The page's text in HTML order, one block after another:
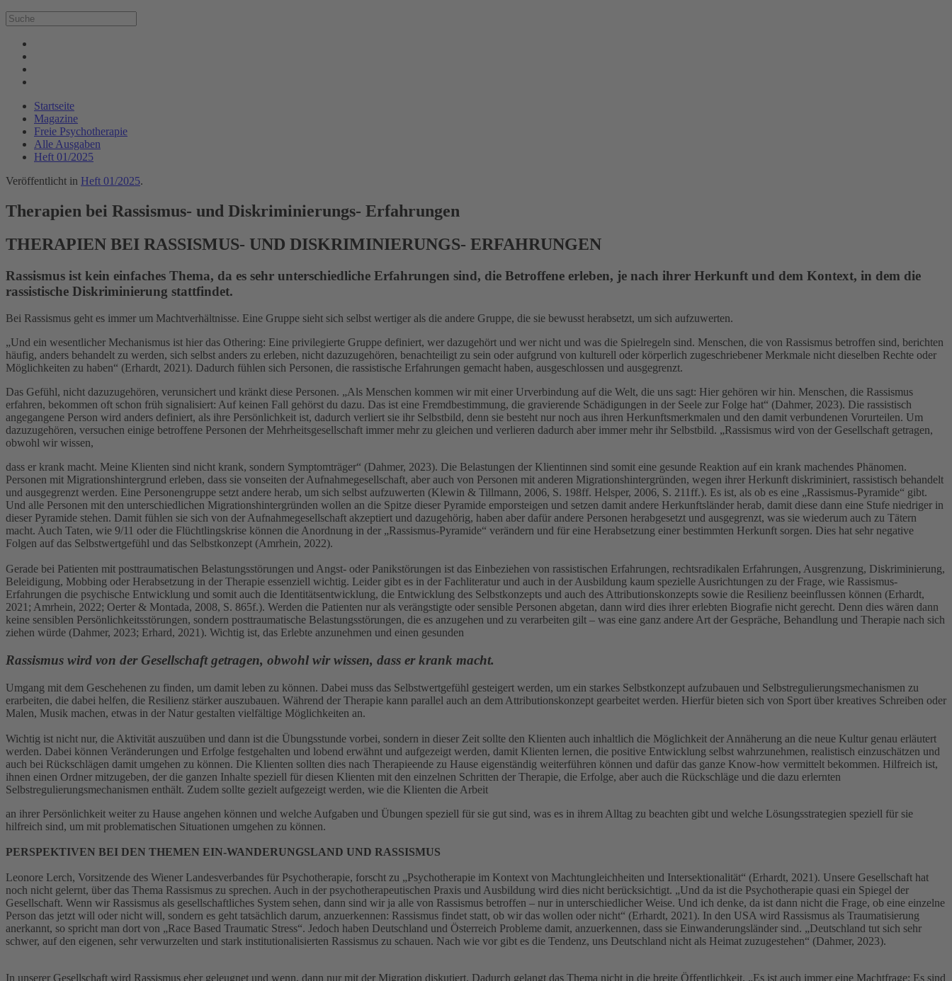
Startseite
Magazine
Freie Psychotherapie
Alle Ausgaben
Heft 01/2025
Veröffentlicht in Heft 01/2025.
Therapien bei Rassismus- und Diskriminierungs- Erfahrungen
THERAPIEN BEI RASSISMUS- UND DISKRIMINIERUNGS- ERFAHRUNGEN
Rassismus ist kein einfaches Thema, da es sehr unterschiedliche Erfahrungen sind, die Betroffene erleben, je nach ihrer Herkunft und dem Kontext, in dem die
rassistische Diskriminierung stattfindet.
Bei Rassismus geht es immer um Machtverhältnisse. Eine Gruppe sieht sich selbst wertiger als die andere Gruppe, die sie bewusst herabsetzt, um sich aufzuwerten.
„Und ein wesentlicher Mechanismus ist hier das Othering: Eine privilegierte Gruppe definiert, wer dazugehört und wer nicht und was die Spielregeln sind. Menschen, die von Rassismus betroffen sind, berichten
häufig, anders behandelt zu werden, sich selbst anders zu erleben, nicht dazuzugehören, benachteiligt zu sein oder aufgrund von kulturell oder körperlich zugeschriebener Merkmale nicht dieselben Rechte oder
Möglichkeiten zu haben“ (Erhardt, 2021). Dadurch fühlen sich Personen, die rassistische Erfahrungen gemacht haben, ausgeschlossen und ausgegrenzt.
Das Gefühl, nicht dazuzugehören, verunsichert und kränkt diese Personen. „Als Menschen kommen wir mit einer Urverbindung auf die Welt, die uns sagt: Hier gehören wir hin. Menschen, die Rassismus
erfahren, bekommen oft schon früh signalisiert: Auf keinen Fall gehörst du dazu. Das ist eine Fremdbestimmung, die gravierende Schädigungen in der Seele zur Folge hat“ (Dahmer, 2023). Die rassistisch
angegangene Person wird anders definiert, als ihre Persönlichkeit ist, dadurch verliert sie ihr Selbstbild, denn sie besteht nur noch aus ihren Herkunftsmerkmalen und den damit verbundenen Vorurteilen. Um
dazuzugehören, versuchen einige betroffene Personen der Mehrheitsgesellschaft immer mehr zu gleichen und verlieren dadurch aber immer mehr ihr Selbstbild. „Rassismus wird von der Gesellschaft getragen,
obwohl wir wissen,
dass er krank macht. Meine Klienten sind nicht krank, sondern Symptomträger“ (Dahmer, 2023). Die Belastungen der Klientinnen sind somit eine gesunde Reaktion auf ein krank machendes Phänomen.
Personen mit Migrationshintergrund erleben, dass sie vonseiten der Aufnahmegesellschaft, aber auch von Personen mit anderen Migrationshintergründen, wegen ihrer Herkunft diskriminiert, rassistisch behandelt
und ausgegrenzt werden. Eine Personengruppe setzt andere herab, um sich selbst aufzuwerten (Klewin & Tillmann, 2006, S. 198ff. Helsper, 2006, S. 211ff.). Es ist, als ob es eine „Rassismus-Pyramide“ gibt.
Und alle Personen mit den unterschiedlichen Migrationshintergründen wollen an die Spitze dieser Pyramide emporsteigen und setzen damit andere Herkunftsländer herab, damit diese dann eine Stufe niedriger in
dieser Pyramide stehen. Damit fühlen sie sich von der Aufnahmegesellschaft akzeptiert und dazugehörig, haben aber dafür andere Personen herabgesetzt und ausgegrenzt, was sie wiederum auch zu Tätern
macht. Auch Taten, wie 9/11 oder die Flüchtlingskrise können die Anordnung in der „Rassismus-Pyramide“ verändern und für eine Herabsetzung einer bestimmten Herkunft sorgen. Dies hat sehr negative
Folgen auf das Selbstwertgefühl und das Selbstkonzept (Amrhein, 2022).
Gerade bei Patienten mit posttraumatischen Belastungsstörungen und Angst- oder Panikstörungen ist das Einbeziehen von rassistischen Erfahrungen, rechtsradikalen Erfahrungen, Ausgrenzung, Diskriminierung,
Beleidigung, Mobbing oder Herabsetzung in der Therapie essenziell wichtig. Leider gibt es in der Fachliteratur und auch in der Ausbildung kaum spezielle Ausrichtungen zu der Frage, wie Rassismus-
Erfahrungen die psychische Entwicklung und somit auch die Identitätsentwicklung, die Entwicklung des Selbstkonzepts und auch des Attributionskonzepts sowie die Resilienz beeinflussen können (Erhardt,
2021; Amrhein, 2022; Oerter & Montada, 2008, S. 865f.). Werden die Patienten nur als verängstigte oder sensible Personen abgetan, dann wird dies ihrer erlebten Biografie nicht gerecht. Denn dies wären dann
keine sensiblen Persönlichkeitsstörungen, sondern posttraumatische Belastungsstörungen, die es anzugehen und zu verarbeiten gilt – was eine ganz andere Art der Gespräche, Behandlung und Therapie nach sich
ziehen würde (Dahmer, 2023; Erhard, 2021). Wichtig ist, das Erlebte anzunehmen und einen gesunden
Rassismus wird von der Gesellschaft getragen, obwohl wir wissen, dass er krank macht.
Umgang mit dem Geschehenen zu finden, um damit leben zu können. Dabei muss das Selbstwertgefühl gesteigert werden, um ein starkes Selbstkonzept aufzubauen und Selbstregulierungsmechanismen zu
erarbeiten, die dabei helfen, die Resilienz stärker auszubauen. Während der Therapie kann parallel auch an dem Attributionskonzept gearbeitet werden. Hierfür bieten sich von Sport über kreatives Schreiben oder
Malen, Musik machen, etwas in der Natur gestalten vielfältige Möglichkeiten an.
Wichtig ist nicht nur, die Aktivität auszuüben und dann ist die Übungsstunde vorbei, sondern in dieser Zeit sollte den Klienten auch inhaltlich die Möglichkeit der Annäherung an die neue Kultur genau erläutert
werden. Dabei können Veränderungen und Erfolge festgehalten und lobend erwähnt und aufgezeigt werden, damit Klienten lernen, die positive Entwicklung selbst wahrzunehmen, realistisch einzuschätzen und
auch bei Rückschlägen damit umgehen zu können. Die Klienten sollten dies nach Therapieende zu Hause eigenständig weiterführen können und dafür das ganze Know-how vermittelt bekommen. Hilfreich ist,
ihnen einen Ordner mitzugeben, der die ganzen Inhalte speziell für diesen Klienten mit den einzelnen Schritten der Therapie, die Erfolge, aber auch die Rückschläge und die dazu erlernten
Selbstregulierungsmechanismen enthält. Zudem sollte gezielt aufgezeigt werden, wie die Klienten die Arbeit
an ihrer Persönlichkeit weiter zu Hause angehen können und welche Aufgaben und Übungen speziell für sie gut sind, was es in ihrem Alltag zu beachten gibt und welche Lösungsstrategien speziell für sie
hilfreich sind, um mit problematischen Situationen umgehen zu können.
PERSPEKTIVEN BEI DEN THEMEN EIN-WANDERUNGSLAND UND RASSISMUS
Leonore Lerch, Vorsitzende des Wiener Landesverbandes für Psychotherapie, forscht zu „Psychotherapie im Kontext von Machtungleichheiten und Intersektionalität“ (Erhardt, 2021). Unsere Gesellschaft hat
noch nicht gelernt, über das Thema Rassismus zu sprechen. Auch in der psychotherapeutischen Praxis und Ausbildung wird dies nicht berücksichtigt. „Und da ist die Psychotherapie quasi ein Spiegel der
Gesellschaft. Wenn wir Rassismus als gesellschaftliches System sehen, dann sind wir ja alle von Rassismus betroffen – nur in unterschiedlicher Weise. Und ich denke, da ist dann nicht die Frage, ob eine einzelne
Person das jetzt will oder nicht will, sondern es geht tatsächlich darum, anzuerkennen: Rassismus findet statt, ob wir das wollen oder nicht“ (Erhardt, 2021). In den USA wird Rassismus als Traumatisierung
anerkannt, so spricht man dort von „Race Based Traumatic Stress“. Jedoch haben Deutschland und Österreich Probleme damit, anzuerkennen, dass sie Einwanderungsländer sind. „Deutschland tut sich sehr
schwer, auf den eigenen, sehr verwurzelten und stark institutionalisierten Rassismus zu schauen. Nach wie vor gibt es die Tendenz, uns Deutschland nicht als Heimat zuzugestehen“ (Dahmer, 2023).
In unserer Gesellschaft wird Rassismus eher geleugnet und wenn, dann nur mit der Migration diskutiert. Dadurch gelangt das Thema nicht in die breite Öffentlichkeit. „Es ist auch immer eine Machtfrage: Es sind